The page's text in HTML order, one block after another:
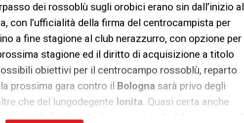
dei rossoblù sugli orobici erano sin dall’inizio al
con l’ufficialità della firma del centrocampista per
a fine stagione al club nerazzurro, con opzione per
stagione ed il diritto di acquisizione a titolo
obiettivi per il centrocampo rossoblù, reparto
prossima gara contro il Bologna sarà privo degli
che del lungodegente Ionita. Quasi certa anche
Infortuni che hanno spinto il club a pensare di